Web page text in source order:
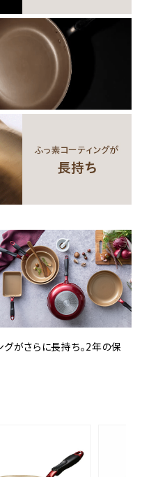
がさらに長持ち。2年の保